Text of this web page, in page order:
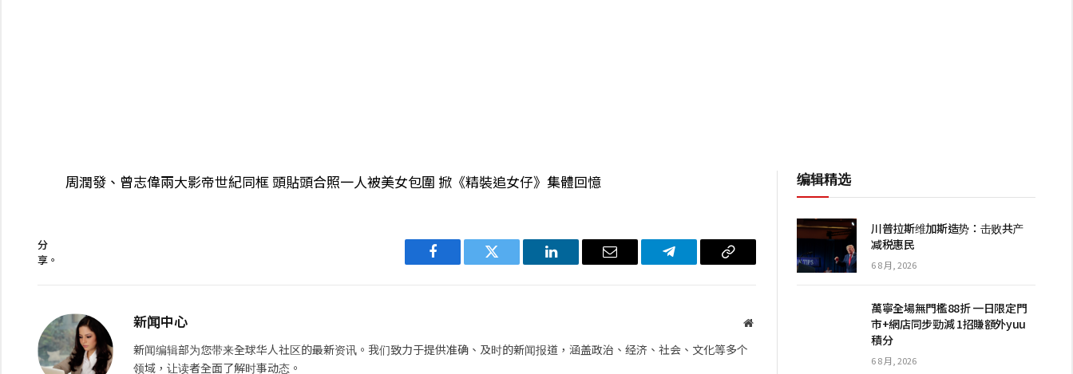
周潤發、曾志偉兩大影帝世紀同框 頭貼頭合照一人被美女包圍 掀《精裝追女仔》集體回憶
分
享。
Facebook Twitter LinkedIn 电
Telegram 复
新闻中心
网
新闻编辑部为您带来全球华人社区的最新资讯。我们致力于提供准确、及时的新闻报道，涵盖政治、经济、社会、文化等多个
领域，让读者全面了解时事动态。
编辑精选
川普拉斯维加斯造势：击败共产
减税惠民
6 8 月, 2026
萬寧全場無門檻88折 一日限定門
市+網店同步勁減 1招賺額外yuu
積分
6 8 月, 2026